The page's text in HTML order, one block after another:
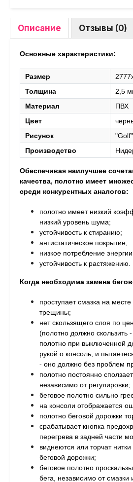
Описание Отзывы (0)
Основные характеристики:
Размер
Толщина
2,5
Материал
ПВХ
Цвет
Рисунок
Производство
Обеспечивая наилучшее
качества, полотно имеет
среди конкурентных аналогов:
полотно имеет низкий
низкий уровень шума;
устойчивость к стиранию;
антистатическое покрытие;
низкое потребление
устойчивость к растяжению.
Когда необходима замена
проступает смазка на
трещины;
нет скользящего слоя по
(полотно должно скользить
полотно при выключенной
рукой о консоль, и
- оно должно без проблем
полотно постоянно
независимо от регулировки;
беговое полотно сильно
на консоли отображается
полотно беговой дорожки
срабатывает кнопка
перегрева в задней части
виднеются или торчат
беговой дорожки;
беговое полотно
бега, независимо от смазки